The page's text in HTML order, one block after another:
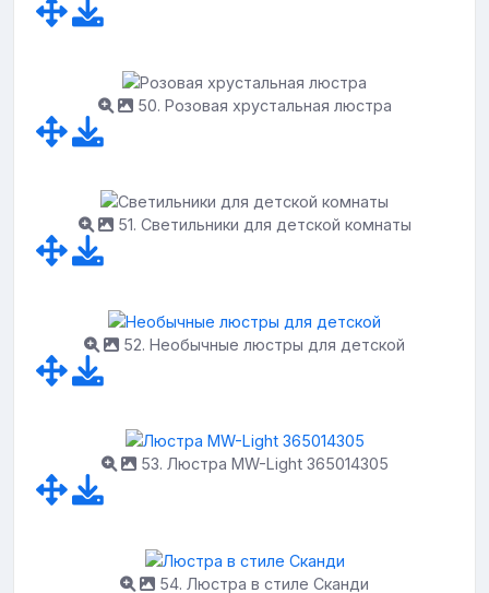
50. Розовая хрустальная люстра
51. Светильники для детской комнаты
52. Необычные люстры для детской
53. Люстра MW-Light 365014305
54. Люстра в стиле Сканди